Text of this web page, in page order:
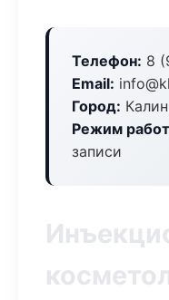
Телефон: 8
Email:
Город:
Режим
записи